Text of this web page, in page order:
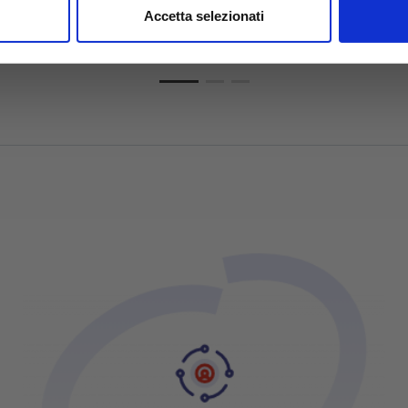
contenuti ed annunci, per fornire funzionalità dei
Accetta selezionati
Per visualizzare prezzi e
schede tecniche